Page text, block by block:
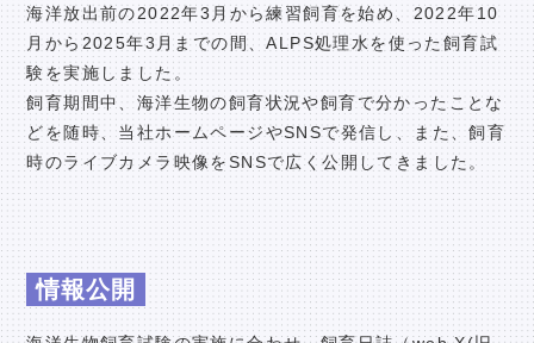
海洋放出前の2022年3月から練習飼育を始め、2022年10
月から2025年3月までの間、ALPS処理水を使った飼育試
験を実施しました。
飼育期間中、海洋生物の飼育状況や飼育で分かったことな
どを随時、当社ホームページやSNSで発信し、また、飼育
時のライブカメラ映像をSNSで広く公開してきました。
情報公開